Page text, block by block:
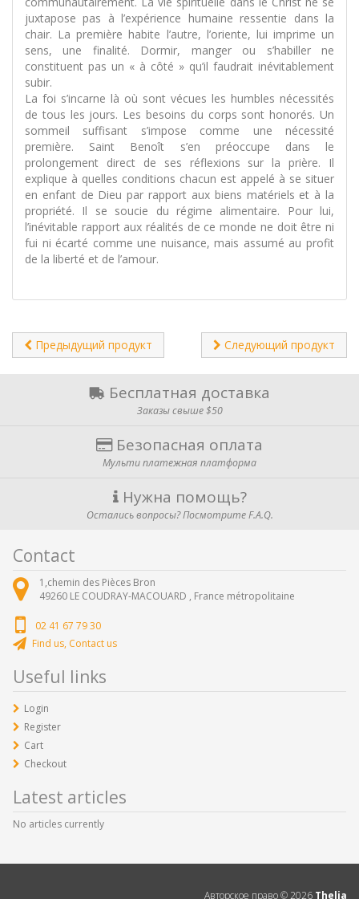
juxtapose pas à l’expérience humaine ressentie dans la
chair. La première habite l’autre, l’oriente, lui imprime un
sens, une finalité. Dormir, manger ou s’habiller ne
constituent pas un « à côté » qu’il faudrait inévitablement
subir.
La foi s’incarne là où sont vécues les humbles nécessités
de tous les jours. Les besoins du corps sont honorés. Un
sommeil suffisant s’impose comme une nécessité
première. Saint Benoît s’en préoccupe dans le
prolongement direct de ses réflexions sur la prière. Il
explique à quelles conditions chacun est appelé à se situer
en enfant de Dieu par rapport aux biens matériels et à la
propriété. Il se soucie du régime alimentaire. Pour lui,
l’inévitable rapport aux réalités de ce monde ne doit être ni
fui ni écarté comme une nuisance, mais assumé au profit
de la liberté et de l’amour.
Предыдущий продукт Следующий продукт
Бесплатная доставка
Заказы свыше $50
Безопасная оплата
Мульти платежная платформа
Нужна помощь?
Остались вопросы? Посмотрите F.A.Q.
Contact
1,chemin des Pièces Bron
49260 LE COUDRAY-MACOUARD , France métropolitaine
02 41 67 79 30
Find us, Contact us
Useful links
Login
Register
Cart
Checkout
Latest articles
No articles currently
Авторское право ©2026 Thelia